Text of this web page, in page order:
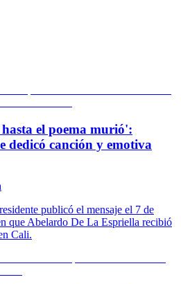
hasta el poema murió':
dedicó canción y emotiva
publicó el mensaje el 7 de
que Abelardo De La Espriella recibió
Cali.